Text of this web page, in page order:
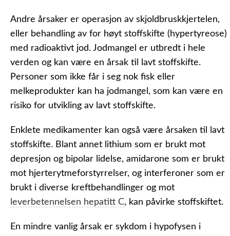
Andre årsaker er operasjon av skjoldbruskkjertelen,
eller behandling av for høyt stoffskifte (hypertyreose)
med radioaktivt jod. Jodmangel er utbredt i hele
verden og kan være en årsak til lavt stoffskifte.
Personer som ikke får i seg nok fisk eller
melkeprodukter kan ha jodmangel, som kan være en
risiko for utvikling av lavt stoffskifte.
Enklete medikamenter kan også være årsaken til lavt
stoffskifte. Blant annet lithium som er brukt mot
depresjon og bipolar lidelse, amidarone som er brukt
mot hjerterytmeforstyrrelser, og interferoner som er
brukt i diverse kreftbehandlinger og mot
leverbetennelsen hepatitt C, kan påvirke stoffskiftet.
En mindre vanlig årsak er sykdom i hypofysen i